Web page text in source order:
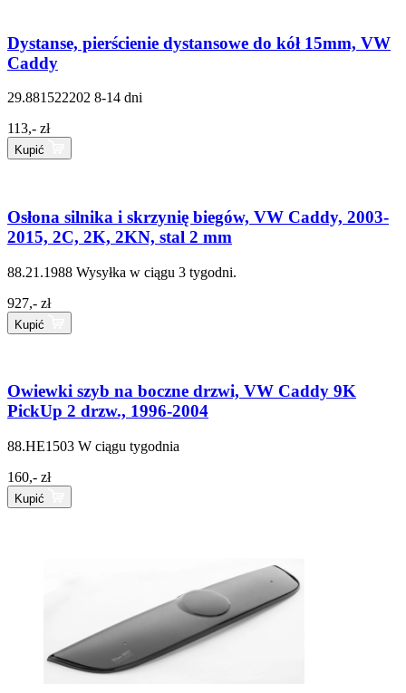
Dystanse, pierścienie dystansowe do kół 15mm, VW
Caddy
29.881522202 8-14 dni
113,- zł
Kupić
Osłona silnika i skrzynię biegów, VW Caddy, 2003-
2015, 2C, 2K, 2KN, stal 2 mm
88.21.1988 Wysyłka w ciągu 3 tygodni.
927,- zł
Kupić
Owiewki szyb na boczne drzwi, VW Caddy 9K
PickUp 2 drzw., 1996-2004
88.HE1503 W ciągu tygodnia
160,- zł
Kupić